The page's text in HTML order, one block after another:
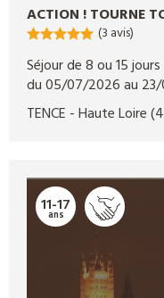
ACTION ! TOURNE
(3 avis)
Séjour de 8 ou 15 jours
du 05/07/2026 au
TENCE - Haute Loire
11-17
ans